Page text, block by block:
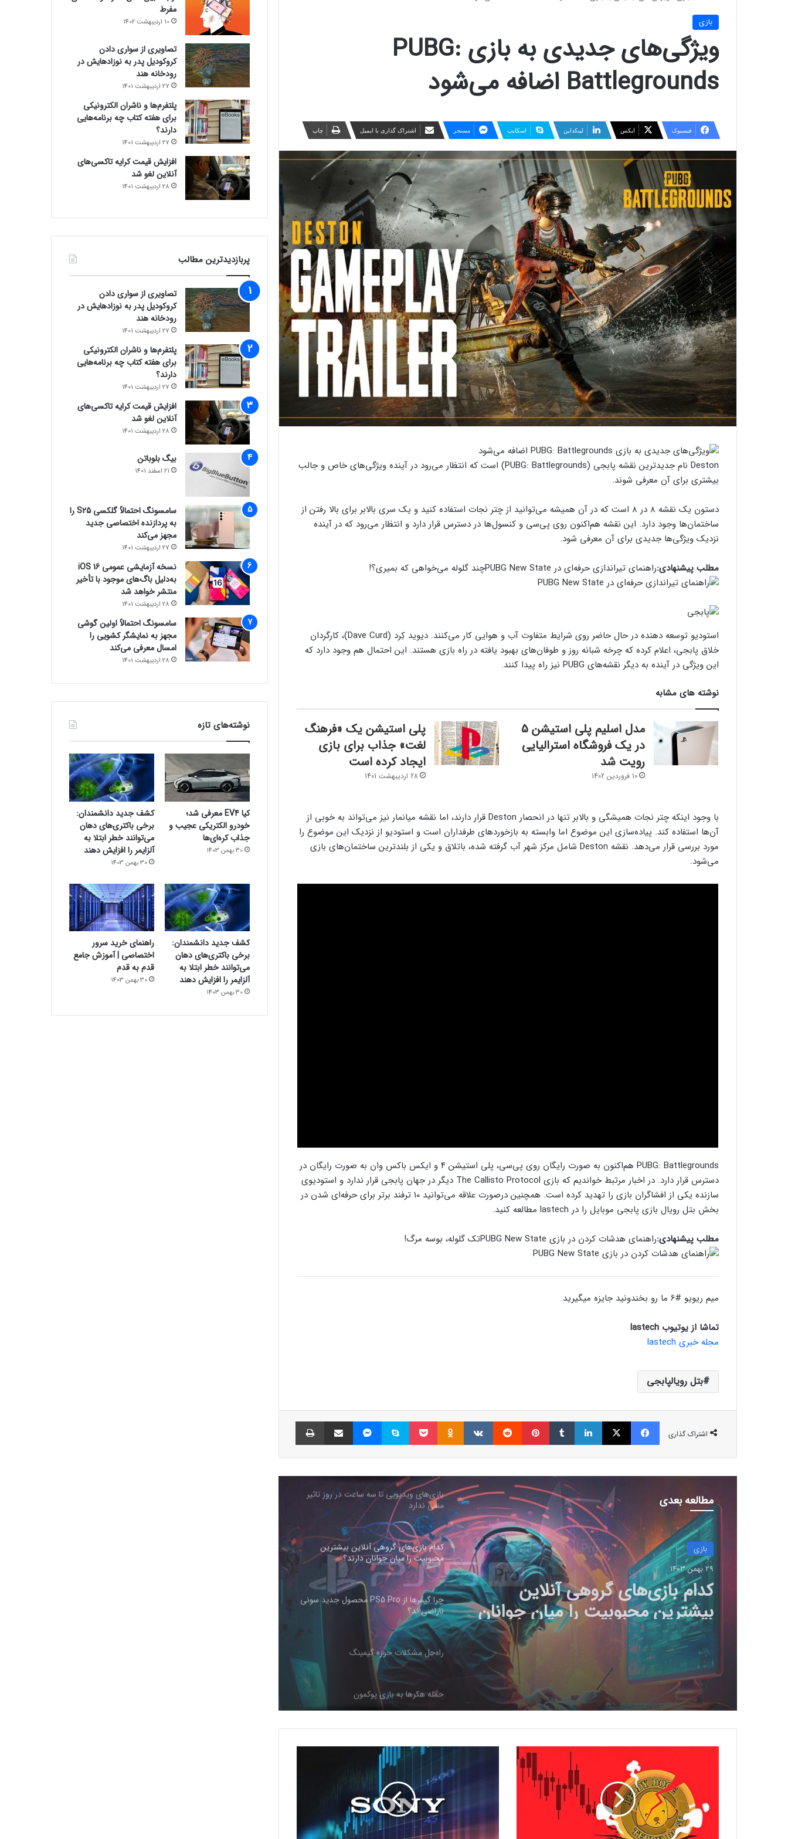
بازی
ویژگی‌های جدیدی به بازی PUBG:
Battlegrounds اضافه می‌شود
فیسبوک ایکس لینکداین اسکایپ مسنجر اشتراک گذاری با ایمیل چاپ
Deston نام جدیدترین نقشه پابجی (PUBG: Battlegrounds) است که انتظار می‌رود در آینده ویژگی‌های خاص و جالب
بیشتری برای آن معرفی شوند.
دستون یک نقشه ۸ در ۸ است که در آن همیشه می‌توانید از چتر نجات استفاده کنید و یک سری بالابر برای بالا رفتن از
ساختمان‌ها وجود دارد. این نقشه هم‌اکنون روی پی‌سی و کنسول‌ها در دسترس قرار دارد و انتظار می‌رود که در آینده
نزدیک ویژگی‌ها جدیدی برای آن معرفی شود.
مطلب پیشنهادی:راهنمای تیراندازی حرفه‌ای در PUBG New State چند گلوله می‌خواهی که بمیری؟!
استودیو توسعه دهنده در حال حاضر روی شرایط متفاوت آب و هوایی کار می‌کنند. دیوید کِرد (Dave Curd)، کارگردان
خلاق پابجی، اعلام کرده که چرخه شبانه‌ روز و طوفان‌های بهبود یافته در راه بازی هستند. این احتمال هم وجود دارد که
این ویژگی در آینده به دیگر نقشه‌های PUBG نیز راه پیدا کنند.
نوشته های مشابه
مدل اسلیم پلی استیشن 5
در یک فروشگاه استرالیایی
رویت شد
10 فروردین 1402
پلی استیشن یک «فرهنگ
لغت» جذاب برای بازی
ایجاد کرده است
28 اردیبهشت 1401
با وجود اینکه چتر نجات همیشگی و بالابر تنها در انحصار Deston قرار دارند، اما نقشه میانمار نیز می‌تواند به خوبی از
آن‌ها استفاده کند. پیاده‌سازی این موضوع اما وابسته به بازخوردهای طرفداران است و استودیو از نزدیک این موضوع را
مورد بررسی قرار می‌دهد. نقشه Deston شامل مرکز شهر آب گرفته شده، باتلاق و یکی از بلندترین ساختمان‌های بازی
می‌شود.
PUBG: Battlegrounds هم‌اکنون به صورت رایگان روی پی‌سی، پلی استیشن ۴ و ایکس باکس وان به صورت رایگان در
دسترس قرار دارد. در اخبار مرتبط خواندیم که بازی The Callisto Protocol دیگر در جهان پابجی قرار ندارد و استودیوی
سازنده یکی از افشاگران بازی را تهدید کرده است. همچنین درصورت علاقه می‌توانید ۱۰ ترفند برتر برای حرفه‌ای شدن در
بخش بتل رویال بازی پابجی موبایل را در lastech مطالعه کنید.
مطلب پیشنهادی:راهنمای هدشات کردن در بازی PUBG New State تک گلوله، بوسه مرگ!
میم ریویو #6 ما رو بخندونید جایزه میگیرید
تماشا از یوتیوب lastech
مجله خبری lastech
بتل رویالپابجی
اشتراک گذاری
فیسبوک ایکس لینکداین تامبلر پینتریست Reddit
VKontakte
Odnoklassniki پاکت اسکایپ مسنجر اشتراک گذاری با ایمیل
مطالعه بعدی
بازی
29 بهمن 1403
چرا گیمرها از PS5 Pro محصول
جدید سونی ناراضی‌اند؟
کنسول دیجیتال PS5 کمترین محبوبیت را در
بین کنسول‌ها دارد!
گسترده‌ای شد
منفی ندارد
کدام بازی‌های گروهی آنلاین بیشترین
محبوبیت را میان جوانان دارند؟
چرا گیمرها از PS5 Pro محصول جدید سونی
ناراضی‌اند؟
راه‌حل مشکلات حوزه گیمینگ
حمله هکرها به بازی پوکمون
کنسول دیجیتال PS5 کمترین محبوبیت را در
بین کنسول‌ها دارد!
اینفوگرافیک: در سال ۲۰۲۵ منتظر این
بازی‌های ویدئویی جذاب باشید
رفع فیلتر گوگل پلی به حل مشکلات سازندگان
بازی‌ها کمک خواهد کرد؟
خ
مفرط
10 اردیبهشت 1402
تصاویری از سواری دادن
کروکودیل پدر به نوزادهایش در
رودخانه هند
27 اردیبهشت 1401
پلتفرم‌ها و ناشران الکترونیکی
برای هفته کتاب چه برنامه‌هایی
دارند؟
27 اردیبهشت 1401
افزایش قیمت کرایه تاکسی‌های
آنلاین لغو شد
28 اردیبهشت 1401
پربازدیدترین مطالب
تصاویری از سواری دادن
کروکودیل پدر به نوزادهایش در
رودخانه هند
27 اردیبهشت 1401
پلتفرم‌ها و ناشران الکترونیکی
برای هفته کتاب چه برنامه‌هایی
دارند؟
27 اردیبهشت 1401
افزایش قیمت کرایه تاکسی‌های
آنلاین لغو شد
28 اردیبهشت 1401
بیگ بلوباتن
21 اسفند 1401
سامسونگ احتمالاً گلکسی S25 را
به پردازنده اختصاصی جدید
مجهز می‌کند
27 اردیبهشت 1401
نسخه آزمایشی عمومی iOS 16
به‌دلیل باگ‌های موجود با تأخیر
منتشر خواهد شد
28 اردیبهشت 1401
سامسونگ احتمالاً اولین گوشی
مجهز به نمایشگر کشویی را
امسال معرفی می‌کند
28 اردیبهشت 1401
نوشته‌های تازه
کیا EV4 معرفی شد؛
خودرو الکتریکی عجیب و
جذاب کره‌ای‌ها
30 بهمن 1403
کشف جدید دانشمندان:
برخی باکتری‌های دهان
می‌توانند خطر ابتلا به
آلزایمر را افزایش دهند
30 بهمن 1403
کشف جدید دانشمندان:
برخی باکتری‌های دهان
می‌توانند خطر ابتلا به
آلزایمر را افزایش دهند
30 بهمن 1403
راهنمای خرید سرور
اختصاصی | آموزش جامع
قدم به قدم
30 بهمن 1403